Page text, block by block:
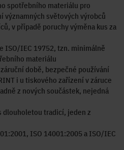
spotřebního materiálu pro
světových výrobců
v případě poruchy výměna kus za
ISO/IEC 19752, tzn. minimálně
materiálu
době, bezpečné používání
i u tiskového zařízení v záruce
z nových součástek, nejedná
dlouholetou tradicí, jeden z
ISO 14001:2005 a ISO/IEC